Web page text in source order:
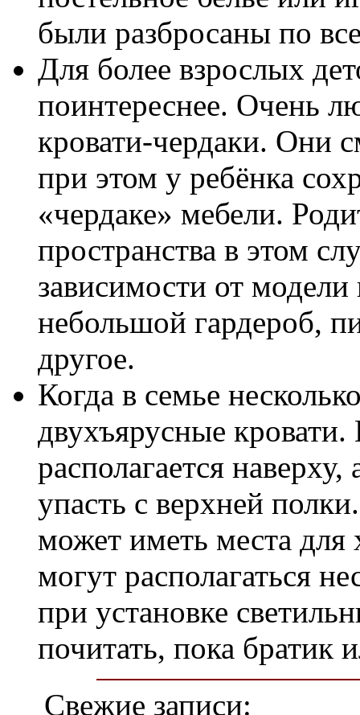
были разбросаны по
Для более взрослых
поинтереснее. Очень
кровати-чердаки. Они
при этом у ребёнка
«чердаке» мебели.
пространства в этом
зависимости от модели
небольшой гардероб,
другое.
Когда в семье
двухъярусные
располагается
упасть с верхней
может иметь места для
могут располагаться
при установке
почитать, пока братик
Свежие записи: